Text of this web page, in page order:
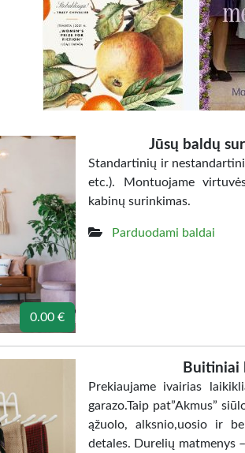
0.00 €
Jūsų baldų
Standartinių ir
etc.). Montuojame
kabinų surinkimas.
Parduodami baldai
Buitiniai
Prekiaujame ivairias
garazo.Taip pat”Akmus”
ąžuolo, alksnio,uosio ir
detales. Durelių matmenys